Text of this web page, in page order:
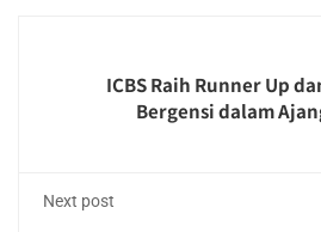
ICBS Raih Runner Up
Bergensi dalam
Next post